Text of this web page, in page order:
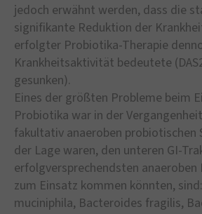
jedoch erwähnt werden, dass die
signifikante Reduktion der
erfolgter Probiotika-Therapie
Krankheitsaktivität bedeutete
gesunken).
Eines der größten Probleme beim
Probiotika war in der
fakultativ anaeroben probiotischen
der Lage waren, den unteren GI-
erfolgversprechendsten anaeroben
zum Einsatz kommen könnten,
muciniphila, Bacteroides fragilis,